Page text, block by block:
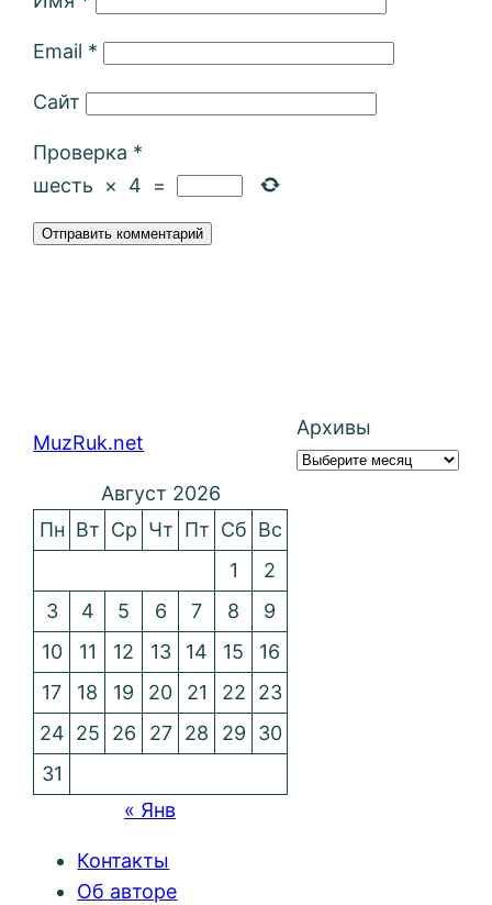
Email *
Сайт
Проверка *
шесть
× 4 =
MuzRuk.net
Архивы
Август 2026
Пн Вт Ср Чт Пт Сб Вс
1
2
3
4 5 6 7 8
9
10
11 12 13 14 15
16
17
18 19 20 21 22
23
24 25 26 27 28 29
30
31
« Янв
Контакты
Об авторе